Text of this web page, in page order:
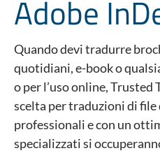
Adobe
Quando devi tradurre
quotidiani, e-book o
o per l’uso online,
scelta per traduzioni di file
professionali e con un
specializzati si